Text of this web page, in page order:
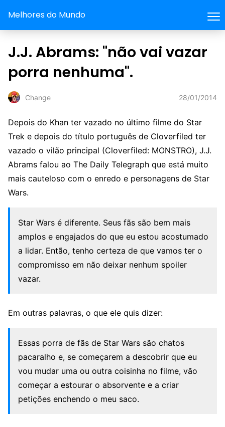
Melhores do Mundo
J.J. Abrams: "não vai vazar
porra nenhuma".
Change 28/01/2014
Depois do Khan ter vazado no último filme do Star
Trek e depois do título português de Cloverfiled ter
vazado o vilão principal (Cloverfiled: MONSTRO), J.J.
Abrams falou ao The Daily Telegraph que está muito
mais cauteloso com o enredo e personagens de Star
Wars.
Star Wars é diferente. Seus fãs são bem mais
amplos e engajados do que eu estou acostumado
a lidar. Então, tenho certeza de que vamos ter o
compromisso em não deixar nenhum spoiler
vazar.
Em outras palavras, o que ele quis dizer:
Essas porra de fãs de Star Wars são chatos
pacaralho e, se começarem a descobrir que eu
vou mudar uma ou outra coisinha no filme, vão
começar a estourar o absorvente e a criar
petições enchendo o meu saco.